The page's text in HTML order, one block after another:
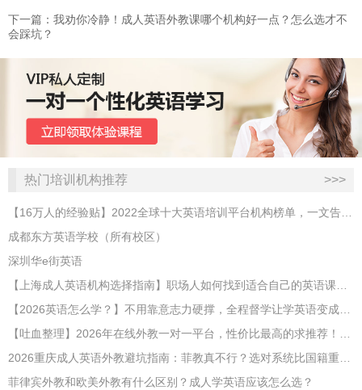
下一篇：​我劝你冷静！成人英语外教课哪个机构好一点？怎么选才不
会踩坑？
热门培训机构推荐 >>>
【16万人的经验贴】2022全球十大英语培训平台机构榜单，一文告诉你
成都东方英语学校（所有校区）
深圳华e街英语
【上海成人英语机构选择指南】职场人如何找到适合自己的英语课程？
【2026英语怎么学？】不用靠意志力硬撑，全程督学让学英语变成日常习惯
【吐血整理】2026年在线外教一对一平台，性价比最高的求推荐！哪家效果好？
2026重庆成人英语外教避坑指南：菲教真不行？选对系统比国籍重要100倍！
菲律宾外教和欧美外教有什么区别？成人学英语应该怎么选？